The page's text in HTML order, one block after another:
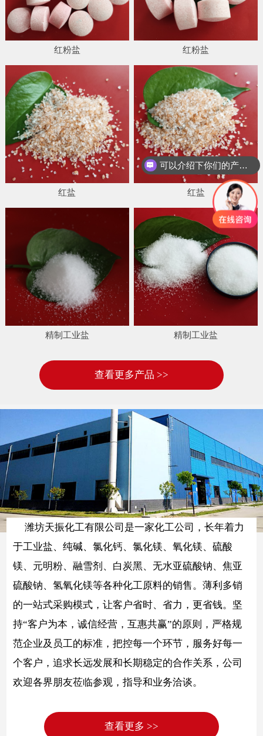
红粉盐 红粉盐
红盐 红盐
精制工业盐 精制工业盐
查看更多产品 >>
潍坊天振化工有限公司是一家化工公司，长年着力
于工业盐、纯碱、氯化钙、氯化镁、氧化镁、硫酸
镁、元明粉、融雪剂、白炭黑、无水亚硫酸钠、焦亚
硫酸钠、氢氧化镁等各种化工原料的销售。薄利多销
的一站式采购模式，让客户省时、省力，更省钱。坚
持“客户为本，诚信经营，互惠共赢”的原则，严格规
范企业及员工的标准，把控每一个环节，服务好每一
个客户，追求长远发展和长期稳定的合作关系，公司
欢迎各界朋友莅临参观，指导和业务洽谈。
查看更多 >>
可以介绍下你们的产品么
你们是怎么收费的呢